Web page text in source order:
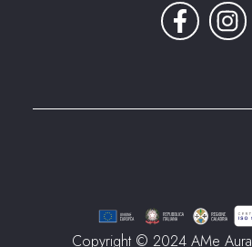
Copyright © 2024 AMe